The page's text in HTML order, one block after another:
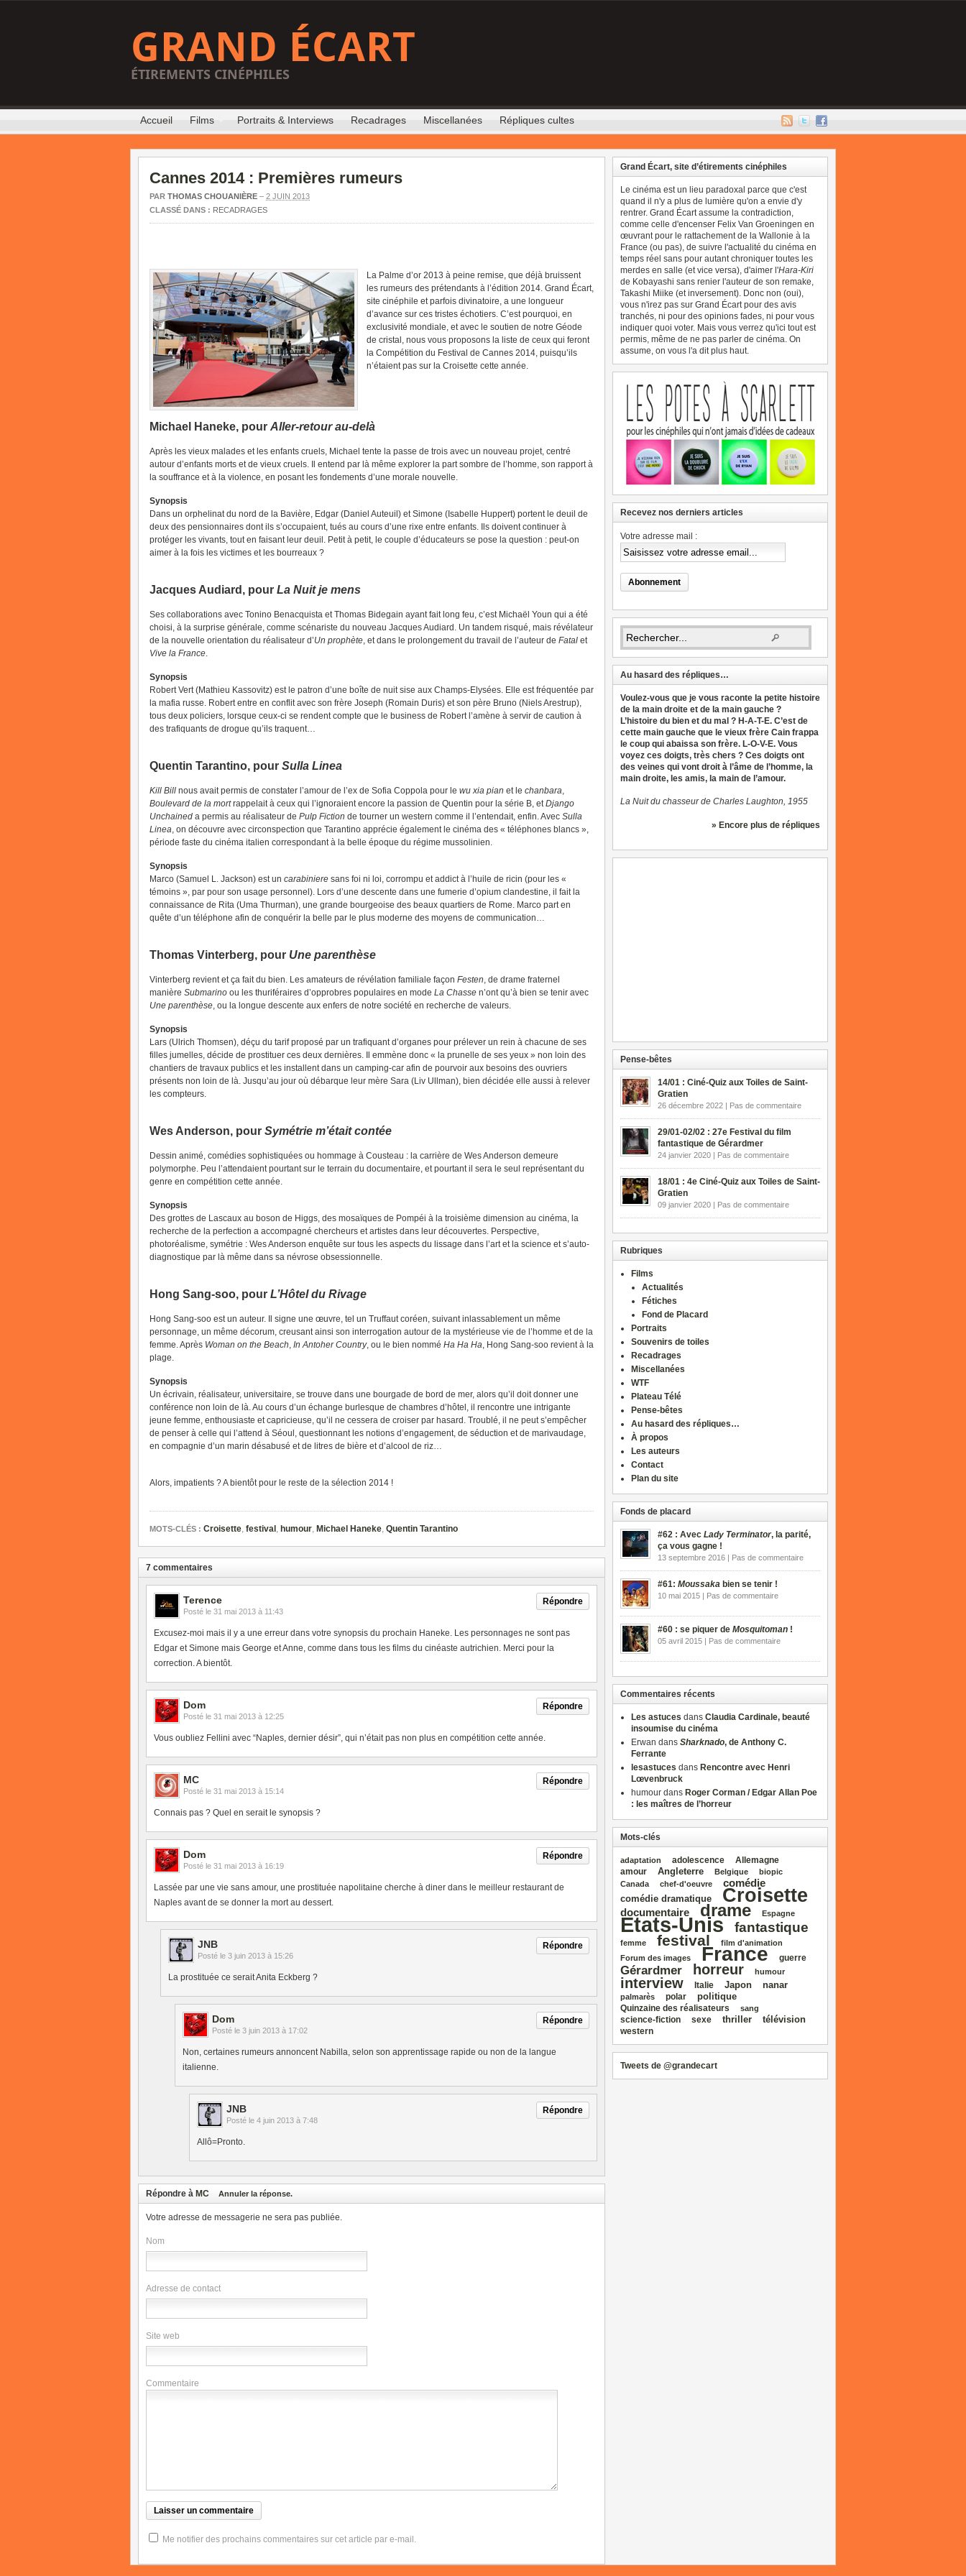
GRAND ÉCART
ÉTIREMENTS CINÉPHILES
Accueil Films Portraits & Interviews Recadrages Miscellanées Répliques cultes
Cannes 2014 : Premières rumeurs
PAR THOMAS CHOUANIÈRE – 2 JUIN 2013
CLASSÉ DANS : RECADRAGES
La Palme d’or 2013 à peine remise, que déjà bruissent
les rumeurs des prétendants à l’édition 2014. Grand Écart,
site cinéphile et parfois divinatoire, a une longueur
d’avance sur ces tristes échotiers. C’est pourquoi, en
exclusivité mondiale, et avec le soutien de notre Géode
de cristal, nous vous proposons la liste de ceux qui feront
la Compétition du Festival de Cannes 2014, puisqu’ils
n’étaient pas sur la Croisette cette année.
Michael Haneke, pour Aller-retour au-delà
Après les vieux malades et les enfants cruels, Michael tente la passe de trois avec un nouveau projet, centré
autour d’enfants morts et de vieux cruels. Il entend par là même explorer la part sombre de l’homme, son rapport à
la souffrance et à la violence, en posant les fondements d’une morale nouvelle.
Synopsis
Dans un orphelinat du nord de la Bavière, Edgar (Daniel Auteuil) et Simone (Isabelle Huppert) portent le deuil de
deux des pensionnaires dont ils s’occupaient, tués au cours d’une rixe entre enfants. Ils doivent continuer à
protéger les vivants, tout en faisant leur deuil. Petit à petit, le couple d’éducateurs se pose la question : peut-on
aimer à la fois les victimes et les bourreaux ?
Jacques Audiard, pour La Nuit je mens
Ses collaborations avec Tonino Benacquista et Thomas Bidegain ayant fait long feu, c’est Michaël Youn qui a été
choisi, à la surprise générale, comme scénariste du nouveau Jacques Audiard. Un tandem risqué, mais révélateur
de la nouvelle orientation du réalisateur d’Un prophète, et dans le prolongement du travail de l’auteur de Fatal et
Vive la France.
Synopsis
Robert Vert (Mathieu Kassovitz) est le patron d’une boîte de nuit sise aux Champs-Elysées. Elle est fréquentée par
la mafia russe. Robert entre en conflit avec son frère Joseph (Romain Duris) et son père Bruno (Niels Arestrup),
tous deux policiers, lorsque ceux-ci se rendent compte que le business de Robert l’amène à servir de caution à
des trafiquants de drogue qu’ils traquent…
Quentin Tarantino, pour Sulla Linea
Kill Bill nous avait permis de constater l’amour de l’ex de Sofia Coppola pour le wu xia pian et le chanbara,
Boulevard de la mortrappelait à ceux qui l’ignoraient encore la passion de Quentin pour la série B, etDjango
Unchained a permis au réalisateur de Pulp Fiction de tourner un western comme il l’entendait, enfin. Avec Sulla
Linea, on découvre avec circonspection que Tarantino apprécie également le cinéma des « téléphones blancs »,
période faste du cinéma italien correspondant à la belle époque du régime mussolinien.
Synopsis
Marco (Samuel L. Jackson) est un carabiniere sans foi ni loi, corrompu et addict à l’huile de ricin (pour les «
témoins », par pour son usage personnel). Lors d’une descente dans une fumerie d’opium clandestine, il fait la
connaissance de Rita (Uma Thurman), une grande bourgeoise des beaux quartiers de Rome. Marco part en
quête d’un téléphone afin de conquérir la belle par le plus moderne des moyens de communication…
Thomas Vinterberg, pour Une parenthèse
Vinterberg revient et ça fait du bien. Les amateurs de révélation familiale façon Festen, de drame fraternel
manière Submarino ou les thuriféraires d’opprobres populaires en mode La Chasse n’ont qu’à bien se tenir avec
Une parenthèse, ou la longue descente aux enfers de notre société en recherche de valeurs.
Synopsis
Lars (Ulrich Thomsen), déçu du tarif proposé par un trafiquant d’organes pour prélever un rein à chacune de ses
filles jumelles, décide de prostituer ces deux dernières. Il emmène donc « la prunelle de ses yeux » non loin des
chantiers de travaux publics et les installent dans un camping-car afin de pourvoir aux besoins des ouvriers
présents non loin de là. Jusqu’au jour où débarque leur mère Sara (Liv Ullman), bien décidée elle aussi à relever
les compteurs.
Wes Anderson, pour Symétrie m’était contée
Dessin animé, comédies sophistiquées ou hommage à Cousteau : la carrière de Wes Anderson demeure
polymorphe. Peu l’attendaient pourtant sur le terrain du documentaire, et pourtant il sera le seul représentant du
genre en compétition cette année.
Synopsis
Des grottes de Lascaux au boson de Higgs, des mosaïques de Pompéi à la troisième dimension au cinéma, la
recherche de la perfection a accompagné chercheurs et artistes dans leur découvertes. Perspective,
photoréalisme, symétrie : Wes Anderson enquête sur tous les aspects du lissage dans l’art et la science et s’auto-
diagnostique par là même dans sa névrose obsessionnelle.
Hong Sang-soo, pour L’Hôtel du Rivage
Hong Sang-soo est un auteur. Il signe une œuvre, tel un Truffaut coréen, suivant inlassablement un même
personnage, un même décorum, creusant ainsi son interrogation autour de la mystérieuse vie de l’homme et de la
femme. Après Woman on the Beach, In Antoher Country, ou le bien nommé Ha Ha Ha, Hong Sang-soo revient à la
plage.
Synopsis
Un écrivain, réalisateur, universitaire, se trouve dans une bourgade de bord de mer, alors qu’il doit donner une
conférence non loin de là. Au cours d’un échange burlesque de chambres d’hôtel, il rencontre une intrigante
jeune femme, enthousiaste et capricieuse, qu’il ne cessera de croiser par hasard. Troublé, il ne peut s’empêcher
de penser à celle qui l’attend à Séoul, questionnant les notions d’engagement, de séduction et de marivaudage,
en compagnie d’un marin désabusé et de litres de bière et d’alcool de riz…
Alors, impatients ? A bientôt pour le reste de la sélection 2014 !
MOTS-CLÉS : Croisette, festival , humour, Michael Haneke, Quentin Tarantino
7 commentaires
Répondre
Terence
Posté le 31 mai 2013 à 11:43
Excusez-moi mais il y a une erreur dans votre synopsis du prochain Haneke. Les personnages ne sont pas
Edgar et Simone mais George et Anne, comme dans tous les films du cinéaste autrichien. Merci pour la
correction. A bientôt.
Répondre
Dom
Posté le 31 mai 2013 à 12:25
Vous oubliez Fellini avec “Naples, dernier désir”, qui n’était pas non plus en compétition cette année.
Répondre
MC
Posté le 31 mai 2013 à 15:14
Connais pas ? Quel en serait le synopsis ?
Répondre
Dom
Posté le 31 mai 2013 à 16:19
Lassée par une vie sans amour, une prostituée napolitaine cherche à diner dans le meilleur restaurant de
Naples avant de se donner la mort au dessert.
Répondre
JNB
Posté le 3 juin 2013 à 15:26
La prostituée ce serait Anita Eckberg ?
Répondre
Dom
Posté le 3 juin 2013 à 17:02
Non, certaines rumeurs annoncent Nabilla, selon son apprentissage rapide ou non de la langue
italienne.
Répondre
JNB
Posté le 4 juin 2013 à 7:48
Allô=Pronto.
Répondre à MC Annuler la réponse.
Votre adresse de messagerie ne sera pas publiée.
Nom
Adresse de contact
Site web
Commentaire
Me notifier des prochains commentaires sur cet article par e-mail.
Grand Écart, site d’étirements cinéphiles
Le cinéma est un lieu paradoxal parce que c'est
quand il n'y a plus de lumière qu'on a envie d'y
rentrer. Grand Écart assume la contradiction,
comme celle d'encenser Felix Van Groeningen en
œuvrant pour le rattachement de la Wallonie à la
France (ou pas), de suivre l'actualité du cinéma en
temps réel sans pour autant chroniquer toutes les
merdes en salle (et vice versa), d'aimer l'Hara-Kiri
de Kobayashi sans renier l'auteur de son remake,
Takashi Miike (et inversement). Donc non (oui),
vous n'irez pas sur Grand Écart pour des avis
tranchés, ni pour des opinions fades, ni pour vous
indiquer quoi voter. Mais vous verrez qu'ici tout est
permis, même de ne pas parler de cinéma. On
assume, on vous l'a dit plus haut.
Recevez nos derniers articles
Votre adresse mail :
Au hasard des répliques…
Voulez-vous que je vous raconte la petite histoire
de la main droite et de la main gauche ?
L’histoire du bien et du mal ? H-A-T-E. C’est de
cette main gauche que le vieux frère Cain frappa
le coup qui abaissa son frère. L-O-V-E. Vous
voyez ces doigts, très chers ? Ces doigts ont
des veines qui vont droit à l’âme de l’homme, la
main droite, les amis, la main de l’amour.
La Nuit du chasseur de Charles Laughton, 1955
» Encore plus de répliques
Pense-bêtes
14/01 : Ciné-Quiz aux Toiles de Saint-
Gratien
26 décembre 2022 | Pas de commentaire
29/01-02/02 : 27e Festival du film
fantastique de Gérardmer
24 janvier 2020 | Pas de commentaire
18/01 : 4e Ciné-Quiz aux Toiles de Saint-
Gratien
09 janvier 2020 | Pas de commentaire
Rubriques
Films
Actualités
Fétiches
Fond de Placard
Portraits
Souvenirs de toiles
Recadrages
Miscellanées
WTF
Plateau Télé
Pense-bêtes
Au hasard des répliques…
À propos
Les auteurs
Contact
Plan du site
Fonds de placard
#62 : Avec Lady Terminator, la parité,
ça vous gagne !
13 septembre 2016 | Pas de commentaire
#61: Moussaka bien se tenir !
10 mai 2015 | Pas de commentaire
#60 : se piquer de Mosquitoman !
05 avril 2015 | Pas de commentaire
Commentaires récents
Les astuces dans Claudia Cardinale, beauté
insoumise du cinéma
Erwan dans Sharknado, de Anthony C.
Ferrante
lesastuces dans Rencontre avec Henri
Lœvenbruck
humour dans Roger Corman / Edgar Allan Poe
: les maîtres de l’horreur
Mots-clés
adaptation adolescence Allemagne
amour Angleterre Belgique
biopic
Canada
chef‑d'oeuvre comédie
comédie dramatique Croisette
documentaire drame Espagne
Etats‑Unis fantastique
femme festival
film d'animation
Forum des images
France guerre
Gérardmer horreur humour
interview Italie Japon nanar
palmarès polar politique
Quinzaine des réalisateurs sang
science‑fiction sexe thriller télévision
western
Tweets de @grandecart